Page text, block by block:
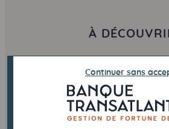
À
Continuer sans